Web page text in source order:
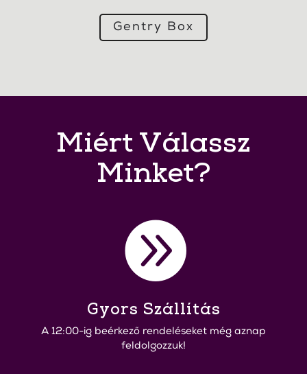
Gentry Box
Miért Válassz
Minket?

Gyors Szállítás
A 12:00-ig beérkező rendeléseket még aznap
feldolgozzuk!